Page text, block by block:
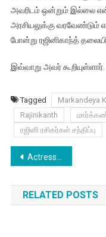
அவரிடம் ஒன்றும் இல்லை
அரசியலுக்கு வரவேண்டும்
போன்று ரஜினிகாந்த்
இவ்வாறு அவர் கூறியுள்ளார்.
Tagged Markandeya
Rajinikanth
ரஜினி ரசிகர்கள் சந்திப்பு
Post
navigation
Actress Karunya – Latest Photoshoot
RELATED POSTS